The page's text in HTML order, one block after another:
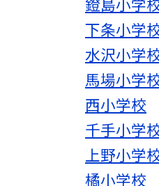
下条小学
水沢小学
馬場小学
西小学校
千手小学
上野小学
橘小学校